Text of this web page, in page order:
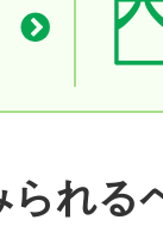
られる